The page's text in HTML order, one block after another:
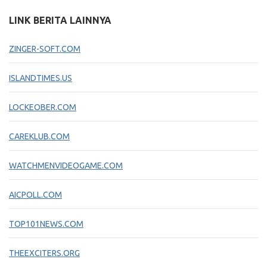
LINK BERITA LAINNYA
ZINGER-SOFT.COM
ISLANDTIMES.US
LOCKEOBER.COM
CAREKLUB.COM
WATCHMENVIDEOGAME.COM
AICPOLL.COM
TOP101NEWS.COM
THEEXCITERS.ORG